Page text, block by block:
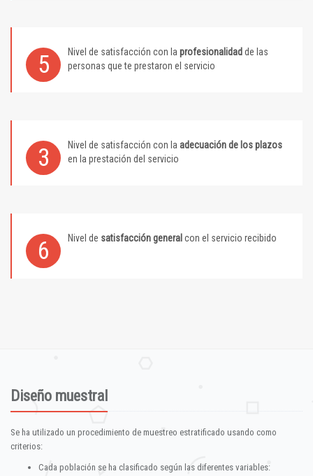
5 Nivel de satisfacción con la profesionalidad de las
personas que te prestaron el servicio
3 Nivel de satisfacción con la adecuación de los plazos
en la prestación del servicio
6 Nivel de satisfacción general con el servicio recibido
Diseño muestral
Se ha utilizado un procedimiento de muestreo estratificado usando como
criterios:
Cada población se ha clasificado según las diferentes variables: